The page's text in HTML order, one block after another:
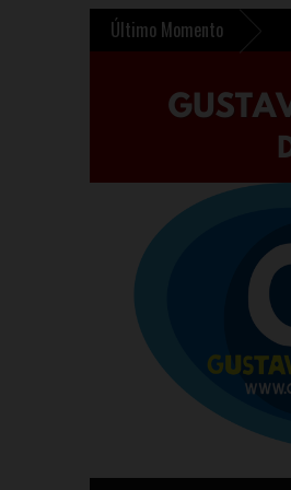
Último Momento